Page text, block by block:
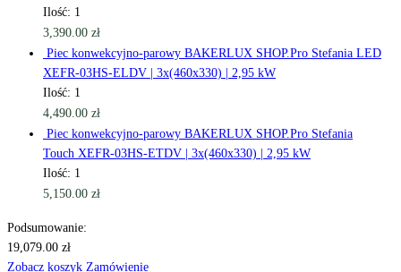
Ilość: 1
3,390.00 zł
Piec konwekcyjno-parowy BAKERLUX SHOP.Pro Stefania LED
XEFR-03HS-ELDV | 3x(460x330) | 2,95 kW
Ilość: 1
4,490.00 zł
Piec konwekcyjno-parowy BAKERLUX SHOP.Pro Stefania
Touch XEFR-03HS-ETDV | 3x(460x330) | 2,95 kW
Ilość: 1
5,150.00 zł
Podsumowanie:
19,079.00 zł
Zobacz koszyk Zamówienie